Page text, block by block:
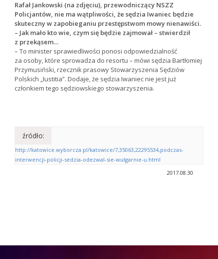
Rafał Jankowski (na zdjęciu), przewodniczący NSZZ
Policjantów, nie ma wątpliwości, że sędzia Iwaniec będzie
skuteczny w zapobieganiu przestępstwom mowy nienawiści.
– Jak mało kto wie, czym się będzie zajmował – stwierdził
z przekąsem…
– To minister sprawiedliwości ponosi odpowiedzialność
za osoby, które sprowadza do resortu – mówi sędzia Bartłomiej
Przymusiński, rzecznik prasowy Stowarzyszenia Sędziów
Polskich „Iustitia”. Dodaje, że sędzia Iwaniec nie jest już
członkiem tego sędziowskiego stowarzyszenia.
źródło:
http://katowice.wyborcza.pl/katowice/7,35063,22295534,podczas-
interwencji-policji-sedzia-odezwal-sie-wulgarnie-u.html
2017.08.30